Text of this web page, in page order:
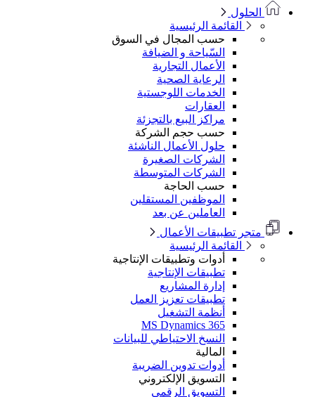
الحلول
القائمة الرئيسية
حسب المجال في السوق
السّياحة و الضيافة
الأعمال التجارية
الرعاية الصحية
الخدمات اللوجستية
العقارات
مراكز البيع بالتجزئة
حسب حجم الشركة
حلول الأعمال الناشئة
الشركات الصغيرة
الشركات المتوسطة
حسب الحاجة
الموظفين المستقلين
العاملين عن بعد
متجر تطبيقات الأعمال
القائمة الرئيسية
أدوات وتطبيقات الإنتاجية
تطبيقات الإنتاجية
إدارة المشاريع
تطبيقات تعزيز العمل
أنظمة التشغيل
MS Dynamics 365
النسخ الاحتياطي للبيانات
المالية
أدوات تدوين الضريبة
التسويق الإلكتروني
التسويق الرقمي